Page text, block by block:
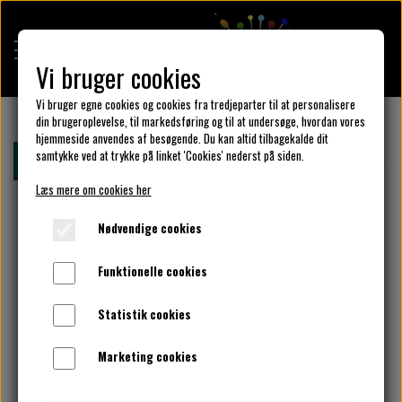
KULÖR DESIGN
DESIGN DIN KJOLE
UNIKA PAKKER
KLAR PARAT
Forside Design din KulörKjole Vælg design detaljer Her.
Vi bruger cookies
Vi bruger egne cookies og cookies fra tredjeparter til at personalisere
din brugeroplevelse, til markedsføring og til at undersøge, hvordan vores
hjemmeside anvendes af besøgende. Du kan altid tilbagekalde dit
samtykke ved at trykke på linket 'Cookies' nederst på siden.
Læs mere om cookies her
Nødvendige cookies
Funktionelle cookies
Statistik cookies
Marketing cookies